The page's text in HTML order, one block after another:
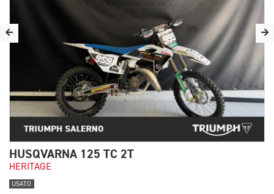
HUSQVARNA 125 TC 2T
HERITAGE
USATO